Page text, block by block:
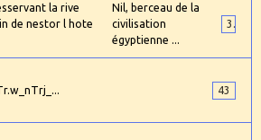
Nil, berceau de la
civilisation
égyptienne ...
3
43